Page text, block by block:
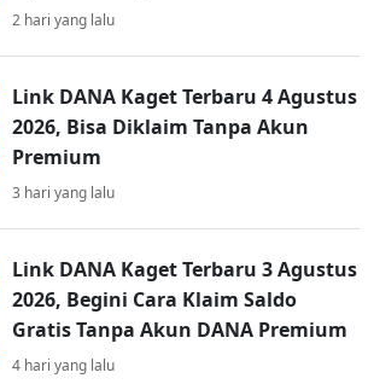
2 hari yang lalu
Link DANA Kaget Terbaru 4 Agustus
2026, Bisa Diklaim Tanpa Akun
Premium
3 hari yang lalu
Link DANA Kaget Terbaru 3 Agustus
2026, Begini Cara Klaim Saldo
Gratis Tanpa Akun DANA Premium
4 hari yang lalu